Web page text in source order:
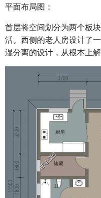
平面布局图：
首层将空间划分为两个板
活。西侧的老人房设计了
湿分离的设计，从根本上